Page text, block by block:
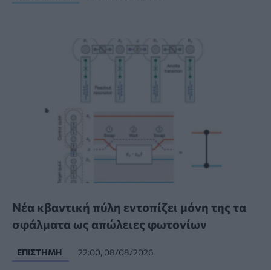
Νέα κβαντική πύλη εντοπίζει μόνη της τα
σφάλματα ως απώλειες φωτονίων
ΕΠΙΣΤΉΜΗ 22:00, 08/08/2026